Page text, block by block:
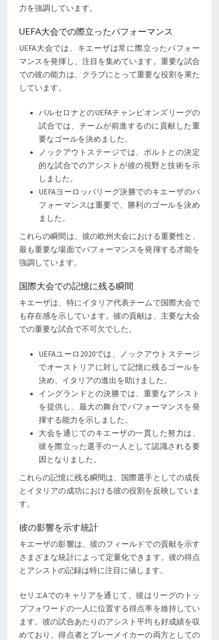
力を強調しています。
UEFA大会での際立ったパフォーマンス
UEFA大会では、キエーザは常に際立ったパフォー
マンスを発揮し、注目を集めています。重要な試合
での彼の能力は、クラブにとって重要な役割を果た
しています。
バルセロナとのUEFAチャンピオンズリーグの
試合では、チームが前進するのに貢献した重
要なゴールを決めました。
ノックアウトステージでは、ポルトとの決定
的な試合でのアシストが彼の視野と技術を示
しました。
UEFAヨーロッパリーグ決勝でのキエーザのパ
フォーマンスは重要で、勝利のゴールを決め
ました。
これらの瞬間は、彼の欧州大会における重要性と、
最も重要な場面でパフォーマンスを発揮する才能を
強調しています。
国際大会での記憶に残る瞬間
キエーザは、特にイタリア代表チームで国際大会で
も存在感を示しています。彼の貢献は、主要な大会
での重要な試合で不可欠でした。
UEFAユーロ2020では、ノックアウトステージ
でオーストリアに対して記憶に残るゴールを
決め、イタリアの進出を助けました。
イングランドとの決勝では、重要なアシスト
を提供し、最大の舞台でパフォーマンスを発
揮する能力を示しました。
大会を通じてのキエーザの一貫した努力は、
彼を際立った選手の一人として認識される要
因となりました。
これらの記憶に残る瞬間は、国際選手としての成長
とイタリアの成功における彼の役割を反映していま
す。
彼の影響を示す統計
キエーザの影響は、彼のフィールドでの貢献を示す
さまざまな統計によって定量化できます。彼の得点
とアシストの記録は特に注目に値します。
セリエAでのキャリアを通じて、彼はリーグのトッ
プフォワードの一人に位置する得点率を維持してい
ます。彼の試合あたりのアシスト平均も好成績を収
めており、得点者とプレーメイカーの両方としての